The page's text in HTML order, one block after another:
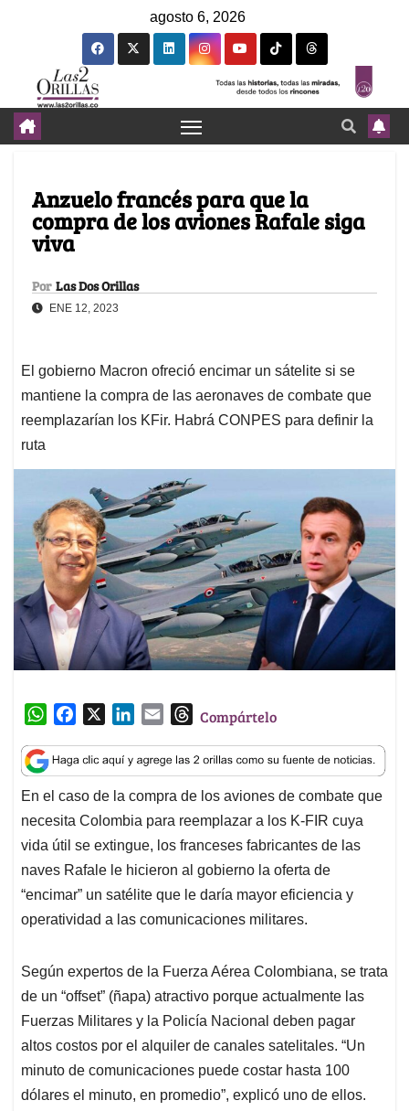
agosto 6, 2026
Anzuelo francés para que la
compra de los aviones Rafale siga
viva
Por Las Dos Orillas
ENE 12, 2023
El gobierno Macron ofreció encimar un sátelite si se
mantiene la compra de las aeronaves de combate que
reemplazarían los KFir. Habrá CONPES para definir la
ruta
W
a
t
s
A
p
p
c
e
b
o
o
k
n
k
e
d
I
n
a
i
l
T
r
e
a
d
s
Compártelo
En el caso de la compra de los aviones de combate que
necesita Colombia para reemplazar a los K-FIR cuya
vida útil se extingue, los franceses fabricantes de las
naves Rafale le hicieron al gobierno la oferta de
“encimar” un satélite que le daría mayor eficiencia y
operatividad a las comunicaciones militares.
Según expertos de la Fuerza Aérea Colombiana, se trata
de un “offset” (ñapa) atractivo porque actualmente las
Fuerzas Militares y la Policía Nacional deben pagar
altos costos por el alquiler de canales satelitales. “Un
minuto de comunicaciones puede costar hasta 100
dólares el minuto, en promedio”, explicó uno de ellos.